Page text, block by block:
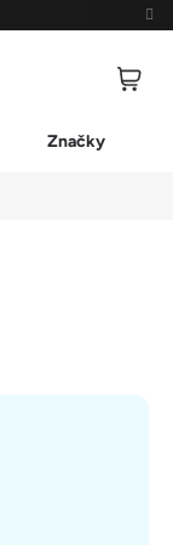
Značky